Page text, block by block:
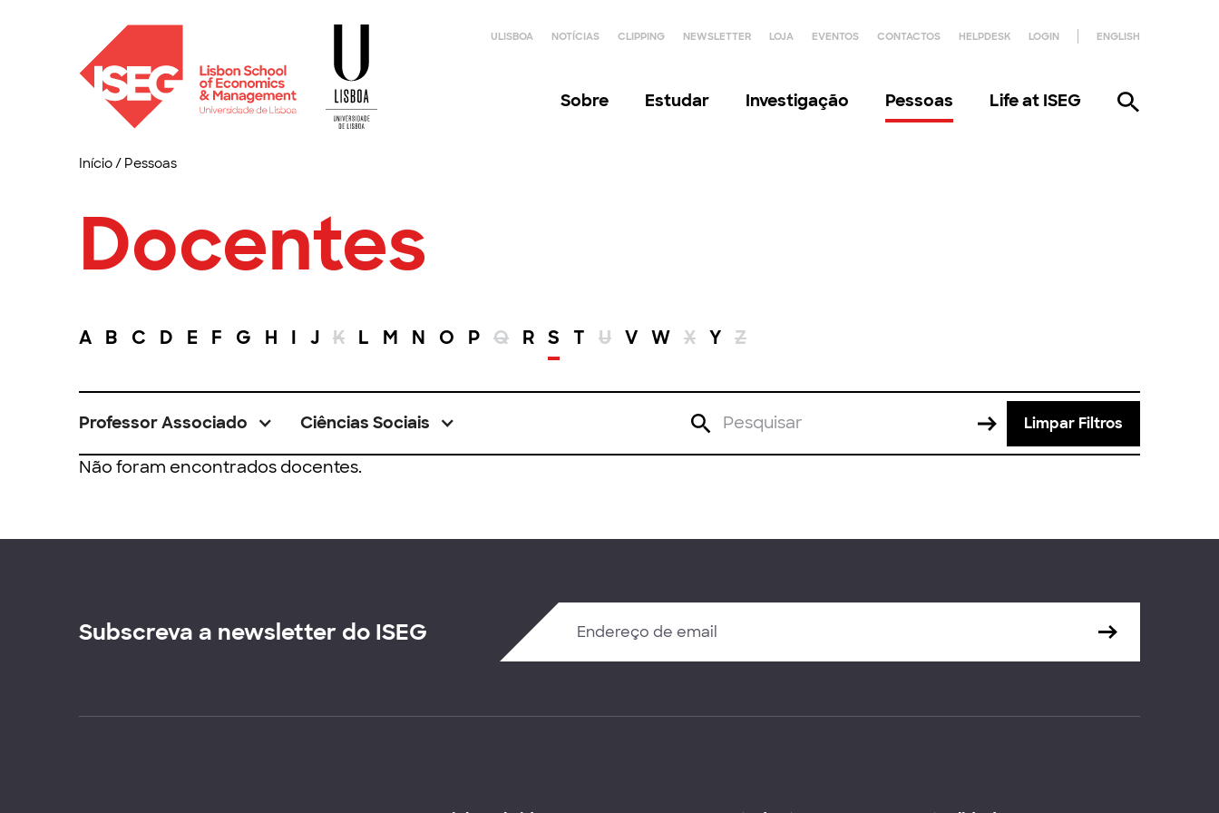
ULISBOA NOTÍCIAS CLIPPING NEWSLETTER LOJA EVENTOS CONTACTOS HELPDESK LOGIN ENGLISH
Sobre Estudar Investigação Pessoas Life at ISEG
Início/ Pessoas
Docentes
A B C D E F G H I J K L M N O P Q R S T U V W X Y Z
Professor Associado Ciências Sociais Limpar Filtros
Não foram encontrados docentes.
Subscreva a newsletter do ISEG